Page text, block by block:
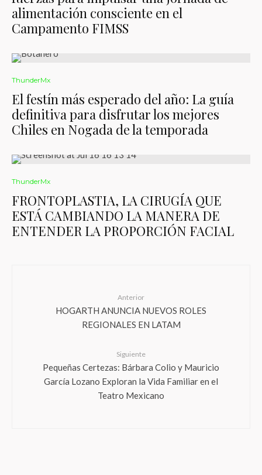
alimentación consciente en el
Campamento FIMSS
ThunderMx
El festín más esperado del año: La guía
definitiva para disfrutar los mejores
Chiles en Nogada de la temporada
ThunderMx
FRONTOPLASTIA, LA CIRUGÍA QUE
ESTÁ CAMBIANDO LA MANERA DE
ENTENDER LA PROPORCIÓN FACIAL
Anterior
HOGARTH ANUNCIA NUEVOS ROLES
REGIONALES EN LATAM
Siguiente
Pequeñas Certezas: Bárbara Colio y Mauricio
García Lozano Exploran la Vida Familiar en el
Teatro Mexicano